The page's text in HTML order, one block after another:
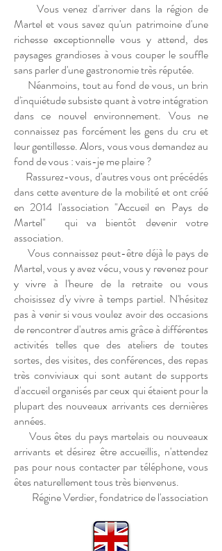
Vous venez d'arriver dans la région de
Martel et vous savez qu'un patrimoine d'une
richesse exceptionnelle vous y attend, des
paysages grandioses à vous couper le souffle
sans parler d'une gastronomie très réputée.
Néanmoins, tout au fond de vous, un brin
d'inquiétude subsiste quant à votre intégration
dans ce nouvel environnement. Vous ne
connaissez pas forcément les gens du cru et
leur gentillesse. Alors, vous vous demandez au
fond de vous : vais-je me plaire ?
Rassurez-vous, d'autres vous ont précédés
dans cette aventure de la mobilité et ont créé
en 2014 l'association "Accueil en Pays de
Martel" qui va bientôt devenir votre
association.
Vous connaissez peut-être déjà le pays de
Martel, vous y avez vécu, vous y revenez pour
y vivre à l'heure de la retraite ou vous
choisissez d'y vivre à temps partiel. N'hésitez
pas à venir si vous voulez avoir des occasions
de rencontrer d'autres amis grâce à différentes
activités telles que des ateliers de toutes
sortes, des visites, des conférences, des repas
très conviviaux qui sont autant de supports
d'accueil organisés par ceux qui étaient pour la
plupart des nouveaux arrivants ces dernières
années.
Vous êtes du pays martelais ou nouveaux
arrivants et désirez être accueillis, n'attendez
pas pour nous contacter par téléphone, vous
êtes naturellement tous très bienvenus.
Régine Verdier, fondatrice de l'association